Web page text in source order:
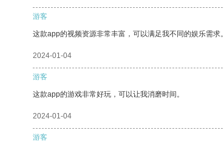
游客
这款app的视频资源非常丰富，可以满足我不同的娱乐需求。
2024-01-04
游客
这款app的游戏非常好玩，可以让我消磨时间。
2024-01-04
游客